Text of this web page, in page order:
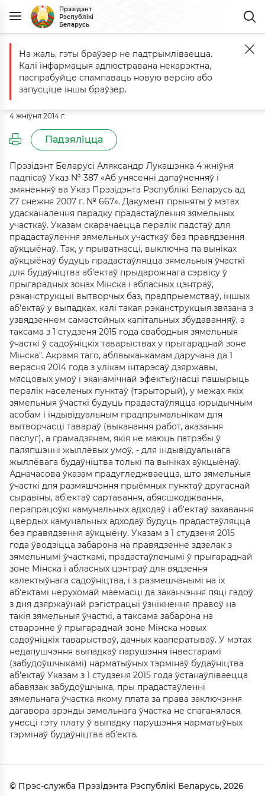
Прэзідэнт
Рэспублікі
Беларусь
Галоўная Падзеі Каментарый да Указа № 387 ад 4 жніўня 2014 г.
Каментарый да Указа № 387 ад 4
жніўня 2014 г.
4 жніўня 2014 г.
Падзяліцца
Прэзідэнт Беларусі Аляксандр Лукашэнка 4 жніўня
падпісаў Указ № 387 «Аб унясенні дапаўненняў і
змяненняў ва Указ Прэзідэнта Рэспублікі Беларусь ад
27 снежня 2007 г. № 667». Дакумент прыняты ў мэтах
удасканалення парадку прадастаўлення зямельных
участкаў. Указам скарачаецца пералік падстаў для
прадастаўлення зямельных участкаў без правядзення
аўкцыёнаў. Так, у прыватнасці, выключна па выніках
аўкцыёнаў будуць прадастаўляцца зямельныя ўчасткі
для будаўніцтва аб'ектаў прыдарожнага сэрвісу ў
прыгарадных зонах Мінска і абласных цэнтраў,
рэканструкцыі вытворчых баз, прадпрыемстваў, іншых
аб'ектаў у выпадках, калі такая рэканструкцыя звязана з
узвядзеннем самастойных капітальных збудаванняў, а
таксама з 1 студзеня 2015 года свабодныя зямельныя
ўчасткі ў садоўніцкіх таварыствах у прыгараднай зоне
Мінска". Акрамя таго, аблвыканкамам даручана да 1
верасня 2014 года з улікам інтарэсаў дзяржавы,
мясцовых умоў і эканамічнай эфектыўнасці пашырыць
пералік населеных пунктаў (тэрыторый), у межах якіх
зямельныя ўчасткі будуць прадастаўляцца юрыдычным
асобам і індывідуальным прадпрымальнікам для
вытворчасці тавараў (выканання работ, аказання
паслуг), а грамадзянам, якія не маюць патрэбы ў
паляпшэнні жыллёвых умоў, - для індывідуальнага
жыллёвага будаўніцтва толькі па выніках аўкцыёнаў.
Адначасова ўказам прадугледжваецца, што зямельныя
ўчасткі для размяшчэння прыёмных пунктаў другаснай
сыравіны, аб'ектаў сартавання, абясшкоджвання,
перапрацоўкі камунальных адходаў і аб'ектаў захавання
цвёрдых камунальных адходаў будуць прадастаўляцца
без правядзення аўкцыёну. Указам з 1 студзеня 2015
года ўводзіцца забарона на правядзенне здзелак з
зямельнымі ўчасткамі, прадастаўленымі ў прыгараднай
зоне Мінска і абласных цэнтраў для вядзення
калектыўнага садоўніцтва, і з размешчанымі на іх
аб'ектамі нерухомай маёмасці да заканчэння пяці гадоў
з дня дзяржаўнай рэгістрацыі ўзнікнення правоў на
такія зямельныя ўчасткі, а таксама забарона на
стварэнне ў прыгараднай зоне Мінска новых
садоўніцкіх таварыстваў, дачных кааператываў. У мэтах
недапушчэння выпадкаў парушэння інвестарамі
(забудоўшчыкамі) нарматыўных тэрмінаў будаўніцтва
аб'ектаў Указам з 1 студзеня 2015 года ўстанаўліваецца
абавязак забудоўшчыка, пры прадастаўленні
зямельнага ўчастка якому плата за права заключэння
дагавора арэнды зямельнага ўчастка не спаганялася,
унесці гэту плату ў выпадку парушэння нарматыўных
тэрмінаў будаўніцтва аб'екта.
© Прэс-служба Прэзідэнта Рэспублікі Беларусь, 2026
На жаль, гэты браўзер не падтрымліваецца.
Калі інфармацыя адлюстравана некарэктна,
паспрабуйце спампаваць новую версію або
запусціце іншы браўзер.